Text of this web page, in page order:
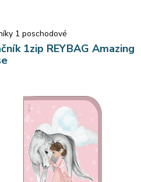
1 poschodové
1zip REYBAG Amazing